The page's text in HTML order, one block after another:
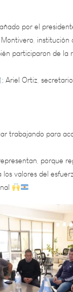
institución
participaron de
; Ariel Ortiz,
para
porque
valores del